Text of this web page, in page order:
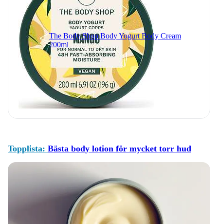
The Body Shop Body Yogurt Body Cream
200ml
Topplista: Bästa body lotion för mycket torr hud